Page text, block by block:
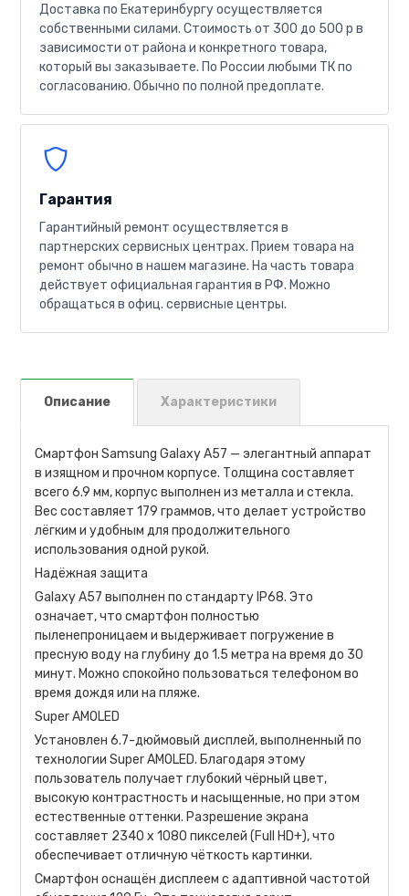
Доставка по Екатеринбургу осуществляется
собственными силами. Стоимость от 300 до 500 р в
зависимости от района и конкретного товара,
который вы заказываете. По России любыми ТК по
согласованию. Обычно по полной предоплате.
Гарантия
Гарантийный ремонт осуществляется в
партнерских сервисных центрах. Прием товара на
ремонт обычно в нашем магазине. На часть товара
действует официальная гарантия в РФ. Можно
обращаться в офиц. сервисные центры.
Описание Характеристики
Смартфон Samsung Galaxy A57 — элегантный аппарат
в изящном и прочном корпусе. Толщина составляет
всего 6.9 мм, корпус выполнен из металла и стекла.
Вес составляет 179 граммов, что делает устройство
лёгким и удобным для продолжительного
использования одной рукой.
Надёжная защита
Galaxy A57 выполнен по стандарту IP68. Это
означает, что смартфон полностью
пыленепроницаем и выдерживает погружение в
пресную воду на глубину до 1.5 метра на время до 30
минут. Можно спокойно пользоваться телефоном во
время дождя или на пляже.
Super AMOLED
Установлен 6.7-дюймовый дисплей, выполненный по
технологии Super AMOLED. Благодаря этому
пользователь получает глубокий чёрный цвет,
высокую контрастность и насыщенные, но при этом
естественные оттенки. Разрешение экрана
составляет 2340 x 1080 пикселей (Full HD+), что
обеспечивает отличную чёткость картинки.
Смартфон оснащён дисплеем с адаптивной частотой